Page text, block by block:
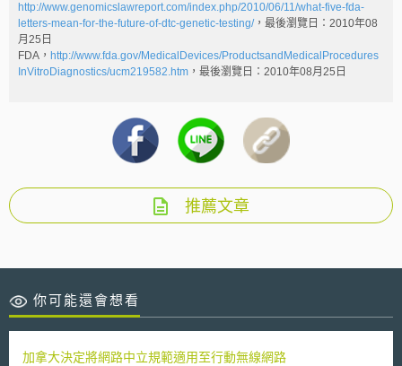
http://www.genomicslawreport.com/index.php/2010/06/11/what-five-fda-
letters-mean-for-the-future-of-dtc-genetic-testing/，最後瀏覽日：2010年08
月25日
FDA， http://www.fda.gov/MedicalDevices/ProductsandMedicalProcedures
InVitroDiagnostics/ucm219582.htm ，最後瀏覽日：2010年08月25日
推薦文章
你可能還會想看
加拿大決定將網路中立規範適用至行動無線網路